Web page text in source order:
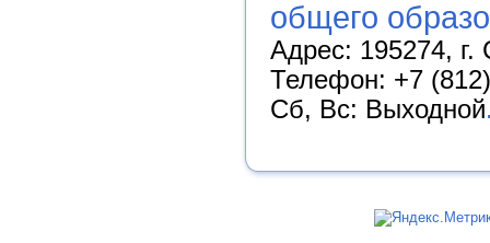
общего
Адрес: 195274, г.
Телефон: +7
Сб, Вс: Выходной